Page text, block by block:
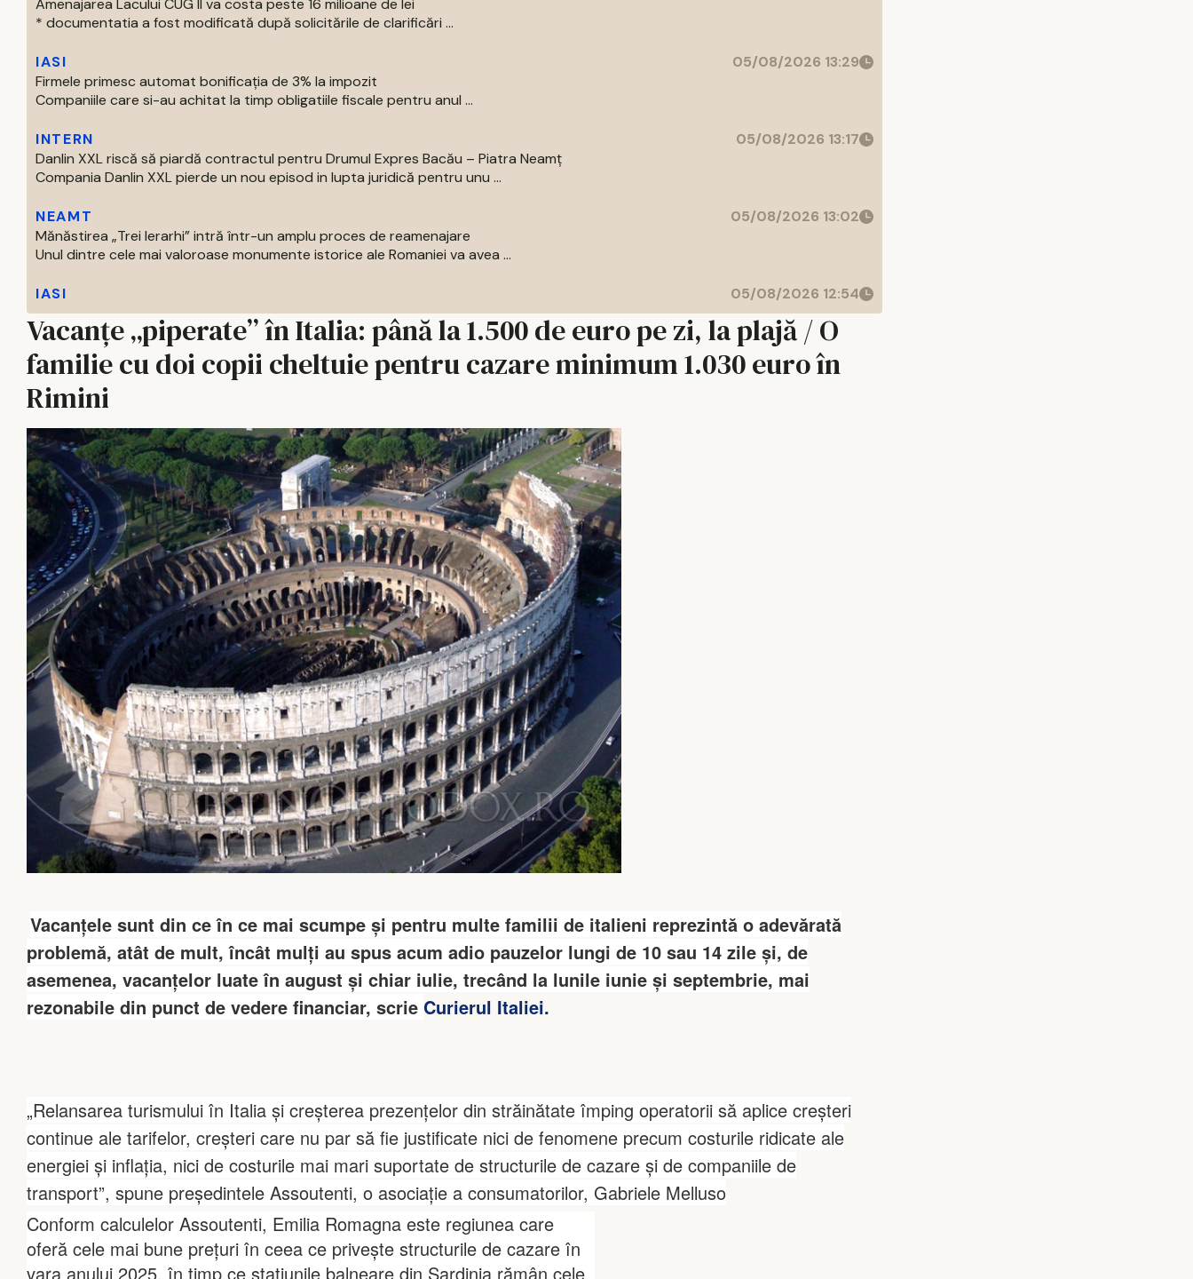
Amenajarea Lacului CUG II va costa peste 16 milioane de lei
* documentatia a fost modificată după solicitările de clarificări ...
IASI
05/08/2026 13:29
Firmele primesc automat bonificația de 3% la impozit
Companiile care si-au achitat la timp obligatiile fiscale pentru anul ...
INTERN
05/08/2026 13:17
Danlin XXL riscă să piardă contractul pentru Drumul Expres Bacău – Piatra Neamț
Compania Danlin XXL pierde un nou episod in lupta juridică pentru unu ...
NEAMT
05/08/2026 13:02
Mănăstirea „Trei Ierarhi” intră într-un amplu proces de reamenajare
Unul dintre cele mai valoroase monumente istorice ale Romaniei va avea ...
IASI 05/08/2026 12:54
Vacanțe „piperate” în Italia: până la 1.500 de euro pe zi, la plajă / O
familie cu doi copii cheltuie pentru cazare minimum 1.030 euro în
Rimini
Vacanțele sunt din ce în ce mai scumpe și pentru multe familii de italieni reprezintă o adevărată
problemă, atât de mult, încât mulți au spus acum adio pauzelor lungi de 10 sau 14 zile și, de
asemenea, vacanțelor luate în august și chiar iulie, trecând la lunile iunie și septembrie, mai
rezonabile din punct de vedere financiar, scrie Curierul Italiei.
„Relansarea turismului în Italia și creșterea prezențelor din străinătate împing operatorii să aplice creșteri
continue ale tarifelor, creșteri care nu par să fie justificate nici de fenomene precum costurile ridicate ale
energiei și inflația, nici de costurile mai mari suportate de structurile de cazare și de companiile de
transport”, spune președintele Assoutenti, o asociație a consumatorilor, Gabriele Melluso
Conform calculelor Assoutenti, Emilia Romagna este regiunea care
oferă cele mai bune prețuri în ceea ce privește structurile de cazare în
vara anului 2025, în timp ce stațiunile balneare din Sardinia rămân cele